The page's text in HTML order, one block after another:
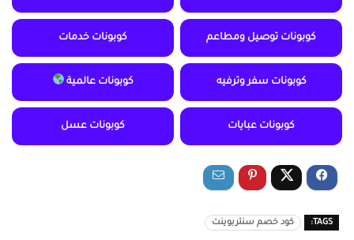
كوبونات توصيل ومطاعم كوبونات خدمات
كوبونات سفر وترفيه كوبونات عالمية
كوبونات عبايات كوبونات عسل
TAGS: كود خصم سنتربوينت